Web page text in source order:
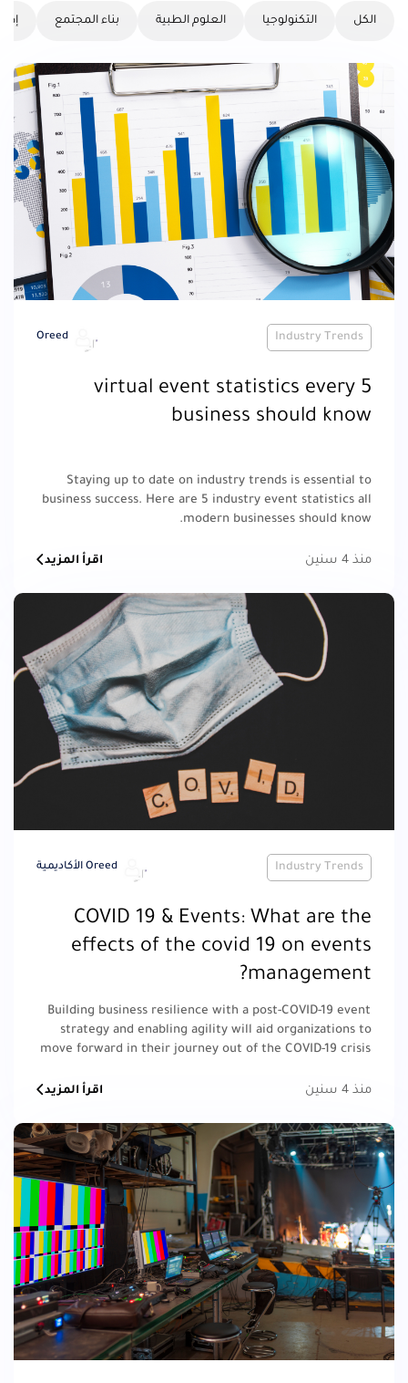
الكل التكنولوجيا العلوم الطبية بناء المجتمع
Industry Trends
Oreed
5 virtual event statistics every
business should know
Staying up to date on industry trends is essential to
business success. Here are 5 industry event statistics all
modern businesses should know.
منذ 4 سنين اقرأ المزيد
Industry Trends Oreed الأكاديمية
COVID 19 & Events: What are the
effects of the covid 19 on events
management?
Building business resilience with a post-COVID-19 event
strategy and enabling agility will aid organizations to
move forward in their journey out of the COVID-19 crisis
منذ 4 سنين
اقرأ المزيد